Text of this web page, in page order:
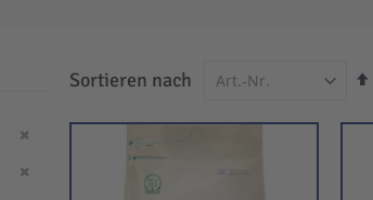
Sortieren nach
In
Dies entfernen